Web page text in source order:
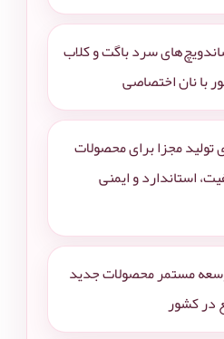
سرد باگت و کلاب
با نان اختصاصی
تولید مجزا برای محصولات
استاندارد و ایمنی
مستمر محصولات جدید
در کشور